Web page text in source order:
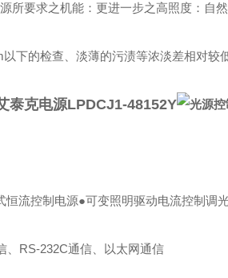
所要求之机能：更进一步之高照度：自
下的检查、淡薄的污渍等浓淡差相对较
泰克电源LPDCJ1-48152Y
恒流控制电源●可变照明驱动电流控制调
、RS-232C通信、以太网通信